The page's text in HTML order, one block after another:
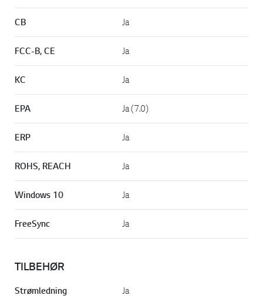
CB Ja
FCC-B, CE Ja
KC Ja
EPA Ja (7.0)
ERP Ja
ROHS, REACH Ja
Windows 10 Ja
FreeSync Ja
TILBEHØR
Strømledning Ja